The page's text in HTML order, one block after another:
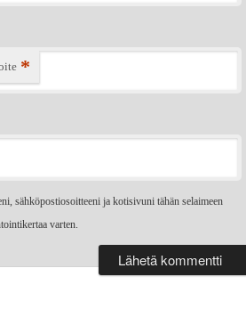
*
sähköpostiosoitteeni ja kotisivuni tähän selaimeen
varten.